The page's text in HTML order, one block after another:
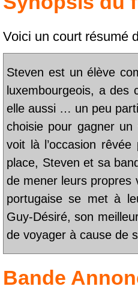
Voici un court résumé
Steven est un élève
luxembourgeois, a des
elle aussi … un peu
choisie pour gagner
voit là l’occasion
place, Steven et sa
de mener leurs
portugaise se met à
Guy-Désiré, son
de voyager à cause de
Bande